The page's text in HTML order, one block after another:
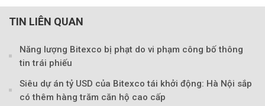
Theo
TIN LIÊN QUAN
Năng lượng Bitexco bị phạt do vi phạm công bố thông
tin trái phiếu
Siêu dự án tỷ USD của Bitexco tái khởi động: Hà Nội sắp
có thêm hàng trăm căn hộ cao cấp